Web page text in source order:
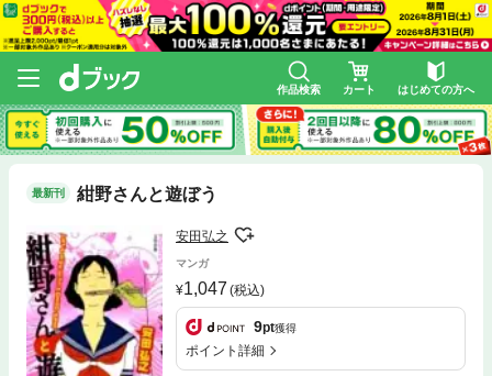
作品検索 カート はじめての方へ
最新刊 紺野さんと遊ぼう
安田弘之
マンガ
1,047 (税込)
9pt獲得
ポイント詳細